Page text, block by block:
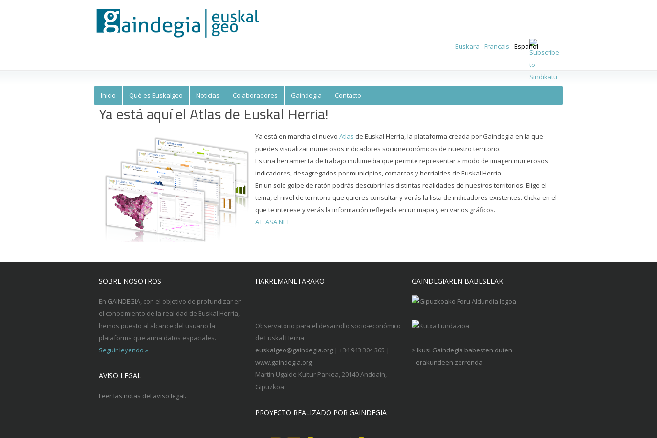
Euskalgeo
Euskara Français Español
Inicio Qué es Euskalgeo Noticias Colaboradores Gaindegia Contacto
Ya está aquí el Atlas de Euskal Herria!
Ya está en marcha el nuevo Atlas de Euskal Herria, la plataforma creada por Gaindegia en la que
puedes visualizar numerosos indicadores socioneconómicos de nuestro territorio.
Es una herramienta de trabajo multimedia que permite representar a modo de imagen numerosos
indicadores, desagregados por municipios, comarcas y herrialdes de Euskal Herria.
En un solo golpe de ratón podrás descubrir las distintas realidades de nuestros territorios. Elige el
tema, el nivel de territorio que quieres consultar y verás la lista de indicadores existentes. Clicka en el
que te interese y verás la información reflejada en un mapa y en varios gráficos.
ATLASA.NET
SOBRE NOSOTROS
En GAINDEGIA , con el objetivo de profundizar en
el conocimiento de la realidad de Euskal Herria,
hemos puesto al alcance del usuario la
plataforma que auna datos espaciales.
Seguir leyendo »
AVISO LEGAL
Leer las notas del aviso legal.
HARREMANETARAKO
Observatorio para el desarrollo socio-económico
de Euskal Herria
euskalgeo@gaindegia.org | +34 943 304 365 |
www.gaindegia.org
Martin Ugalde Kultur Parkea, 20140 Andoain,
Gipuzkoa
PROYECTO REALIZADO POR GAINDEGIA
GAINDEGIAREN BABESLEAK
> Ikusi Gaindegia babesten duten
erakundeen zerrenda